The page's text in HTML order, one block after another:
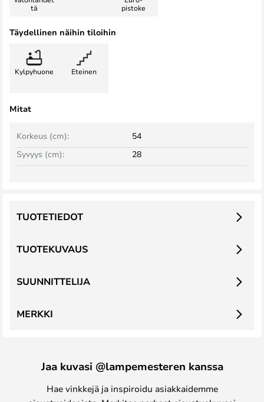
tä
pistoke
Täydellinen näihin tiloihin
Kylpyhuone Eteinen
Mitat
Korkeus (cm):
54
Syvyys (cm):
28
TUOTEKUVAUS
TUOTETIEDOT
SUUNNITTELIJA
MERKKI
Jaa kuvasi @lampemesteren kanssa
Hae vinkkejä ja inspiroidu asiakkaidemme